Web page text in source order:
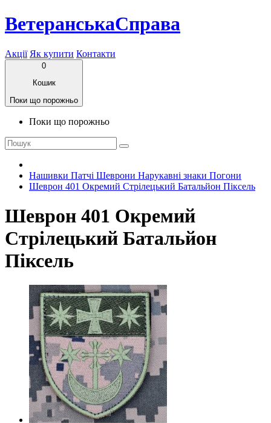
ВетеранськаСправа
Акції Як купити Контакти
0
Кошик
Поки що порожньо
Поки що порожньо
Нашивки Патчі Шеврони Нарукавні знаки Погони
Шеврон 401 Окремий Стрілецький Батальйон Піксель
Шеврон 401 Окремий
Стрілецький Батальйон
Піксель